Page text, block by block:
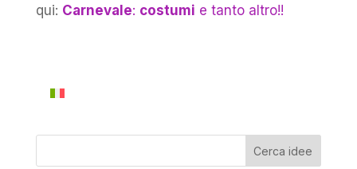
qui: Carnevale: costumi e tanto altro!!
Cerca idee